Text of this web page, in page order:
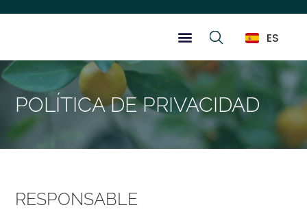
ES
POLÍTICA DE PRIVACIDAD
RESPONSABLE